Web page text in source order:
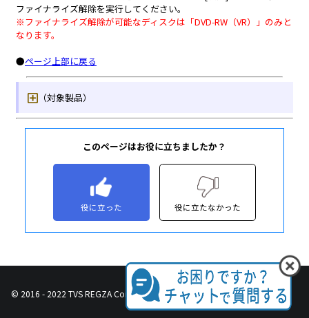
このページはお役に立ちましたか？
役に立った 役に立たなかった
© 2016 - 2022 TVS REGZA Corporation, All Rights Reserved.